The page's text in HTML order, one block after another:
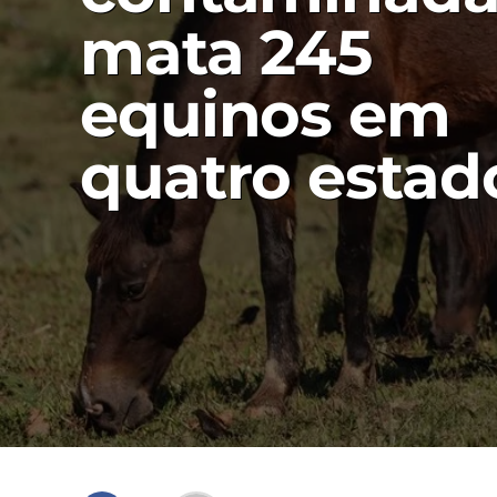
mata 245
equinos em
quatro